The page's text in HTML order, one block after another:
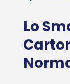
Lo